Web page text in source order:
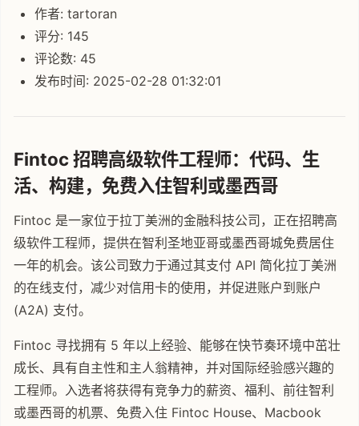
作者: tartoran
评分: 145
评论数: 45
发布时间: 2025-02-28 01:32:01
Fintoc 招聘高级软件工程师：代码、生
活、构建，免费入住智利或墨西哥
Fintoc 是一家位于拉丁美洲的金融科技公司，正在招聘高
级软件工程师，提供在智利圣地亚哥或墨西哥城免费居住
一年的机会。该公司致力于通过其支付 API 简化拉丁美洲
的在线支付，减少对信用卡的使用，并促进账户到账户
(A2A) 支付。
Fintoc 寻找拥有 5 年以上经验、能够在快节奏环境中茁壮
成长、具有自主性和主人翁精神，并对国际经验感兴趣的
工程师。入选者将获得有竞争力的薪资、福利、前往智利
或墨西哥的机票、免费入住 Fintoc House、Macbook